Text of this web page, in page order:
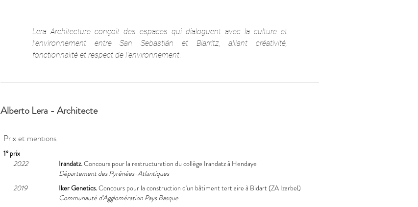
Lera Architecture conçoit des espaces qui dialoguent avec la culture et
l'environnement entre San Sebastián et Biarritz, alliant créativité,
fonctionnalité et respect de l'environnement.
Alberto Lera - Architecte
Prix et mentions
1° prix
2022
Irandatz.Concours pour la restructuration du collège Irandatz à Hendaye
Département des Pyrénées-Atlantiques
2019
Iker Genetics.Concours pour la construction d'un bâtiment tertiaire à Bidart (ZA Izarbel)
Communauté d'Agglomération Pays Basque